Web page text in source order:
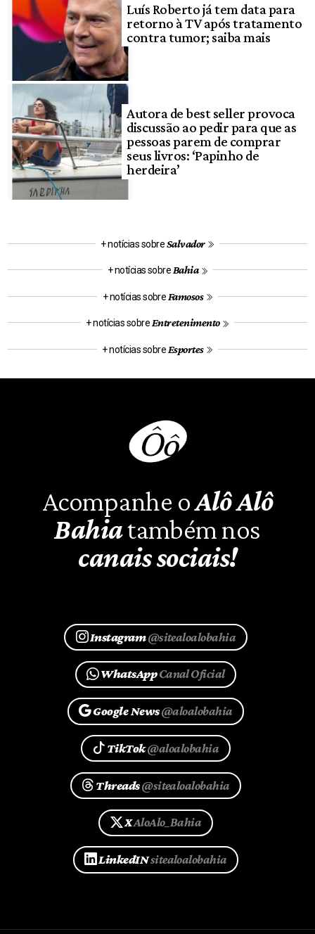
Luís Roberto já tem data para
retorno à TV após tratamento
contra tumor; saiba mais
Autora de best seller provoca
discussão ao pedir para que as
pessoas parem de comprar
seus livros: ‘Papinho de
herdeira’
+ notícias sobreSalvador
+ notícias sobre Bahia
+ notícias sobre Famosos
+ notícias sobre Entretenimento
+ notícias sobre Esportes
Acompanhe oAlô Alô
Bahiatambém nos
canais sociais!
Instagram@sitealoalobahia
WhatsAppCanal Oficial
Google News@aloalobahia
TikTok@aloalobahia
Threads@sitealoalobahia
XAloAlo_Bahia
LinkedINsitealoalobahia